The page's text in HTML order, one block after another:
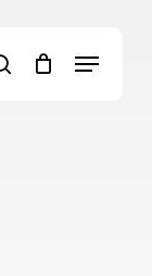
search
Menu